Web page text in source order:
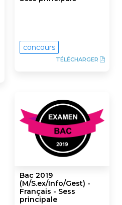
concours
TÉLÉCHARGER
Bac 2019
(M/S.ex/Info/Gest) -
Français - Sess
principale